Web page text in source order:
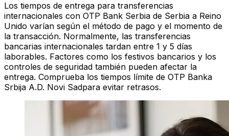
Los tiempos de entrega para transferencias
internacionales con OTP Bank Serbia de Serbia a Reino
Unido varían según el método de pago y el momento de
la transacción. Normalmente, las transferencias
bancarias internacionales tardan entre 1 y 5 días
laborables. Factores como los festivos bancarios y los
controles de seguridad también pueden afectar la
entrega. Comprueba los tiempos límite de OTP Banka
Srbija A.D. Novi Sadpara evitar retrasos.